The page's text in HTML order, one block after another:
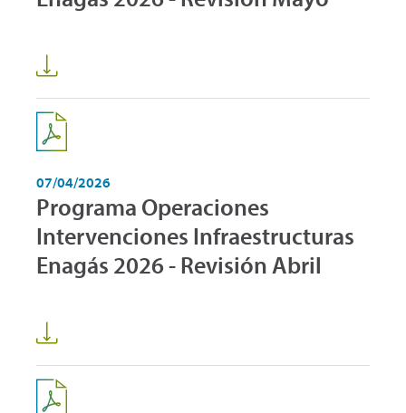
07/04/2026
Programa Operaciones
Intervenciones Infraestructuras
Enagás 2026 - Revisión Abril